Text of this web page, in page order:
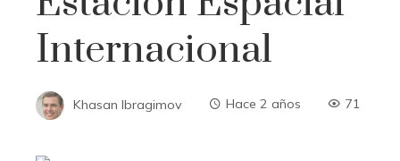
Internacional
Khasan Ibragimov Hace 2 años 71